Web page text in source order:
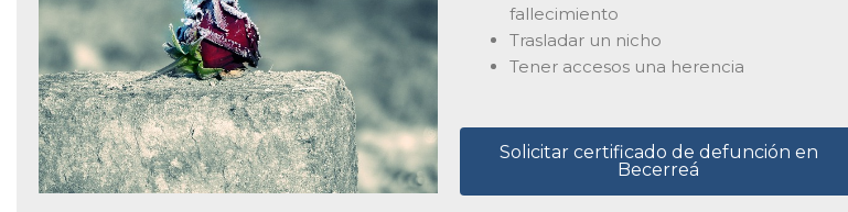
fallecimiento
Trasladar un nicho
Tener accesos una herencia
Solicitar certificado de defunción en
Becerreá